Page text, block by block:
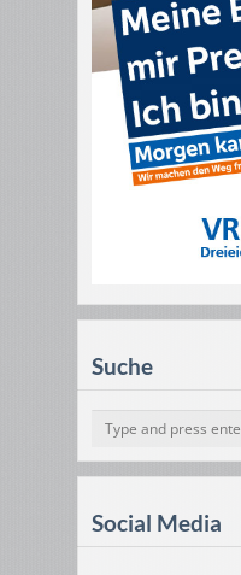
Suche
Social Media